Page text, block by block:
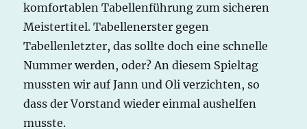
komfortablen Tabellenführung zum sicheren
Meistertitel. Tabellenerster gegen
Tabellenletzter, das sollte doch eine schnelle
Nummer werden, oder? An diesem Spieltag
mussten wir auf Jann und Oli verzichten, so
dass der Vorstand wieder einmal aushelfen
musste.